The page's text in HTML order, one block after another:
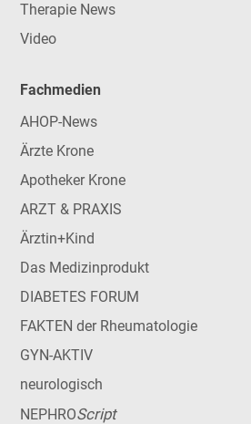
Therapie News
Video
Fachmedien
AHOP-News
Ärzte Krone
Apotheker Krone
ARZT & PRAXIS
Ärztin+Kind
Das Medizinprodukt
DIABETES FORUM
FAKTEN der Rheumatologie
GYN-AKTIV
neurologisch
NEPHROScript